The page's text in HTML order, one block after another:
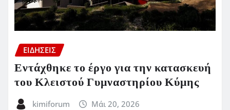
ΕΙΔΗΣΕΙΣ
Εντάχθηκε το έργο για την κατασκευή
του Κλειστού Γυμναστηρίου Κύμης
kimiforum Μάι 20, 2026